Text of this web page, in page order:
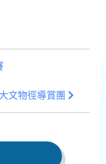
文物徑導賞團